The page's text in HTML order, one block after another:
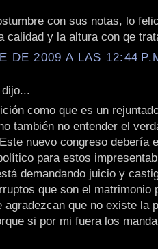
con sus notas, lo
calidad y la altura con qe
DE 2009 A LAS 12:44
dijo...
como que es un
también no entender el
nuevo congreso debería
para estos
demandando juicio y
que son el matrimonio
que no existe la
si por mi fuera los